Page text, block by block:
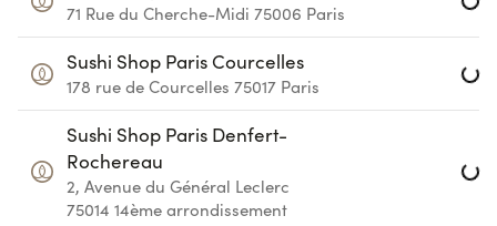
71 Rue du Cherche-Midi 75006 Paris
Sushi Shop Paris Courcelles
178 rue de Courcelles 75017 Paris
Sushi Shop Paris Denfert-
Rochereau
2, Avenue du Général Leclerc
75014 14ème arrondissement